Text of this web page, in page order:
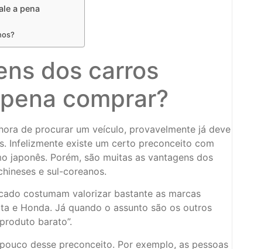
a pena
dos carros
comprar?
de procurar um veículo, provavelmente já deve
Infelizmente existe um certo preconceito com
japonês. Porém, são muitas as vantagens dos
e sul-coreanos.
costumam valorizar bastante as marcas
e Honda. Já quando o assunto são os outros
barato”.
desse preconceito. Por exemplo, as pessoas